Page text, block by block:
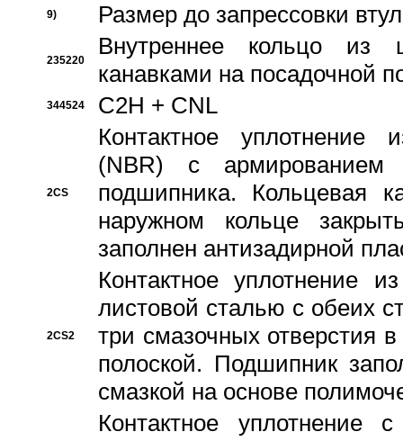
9) Размер до запрессовки
235220
Внутреннее кольцо из
канавками на посадочной
344524 C2H + CNL
2CS
Контактное уплотнение
(NBR) с
подшипника. Кольцевая
наружном кольце
заполнен антизадирной
2CS2
Контактное уплотнение
листовой сталью с обеих
три смазочных отверстия
полоской. Подшипник
смазкой на основе
Контактное уплотнение